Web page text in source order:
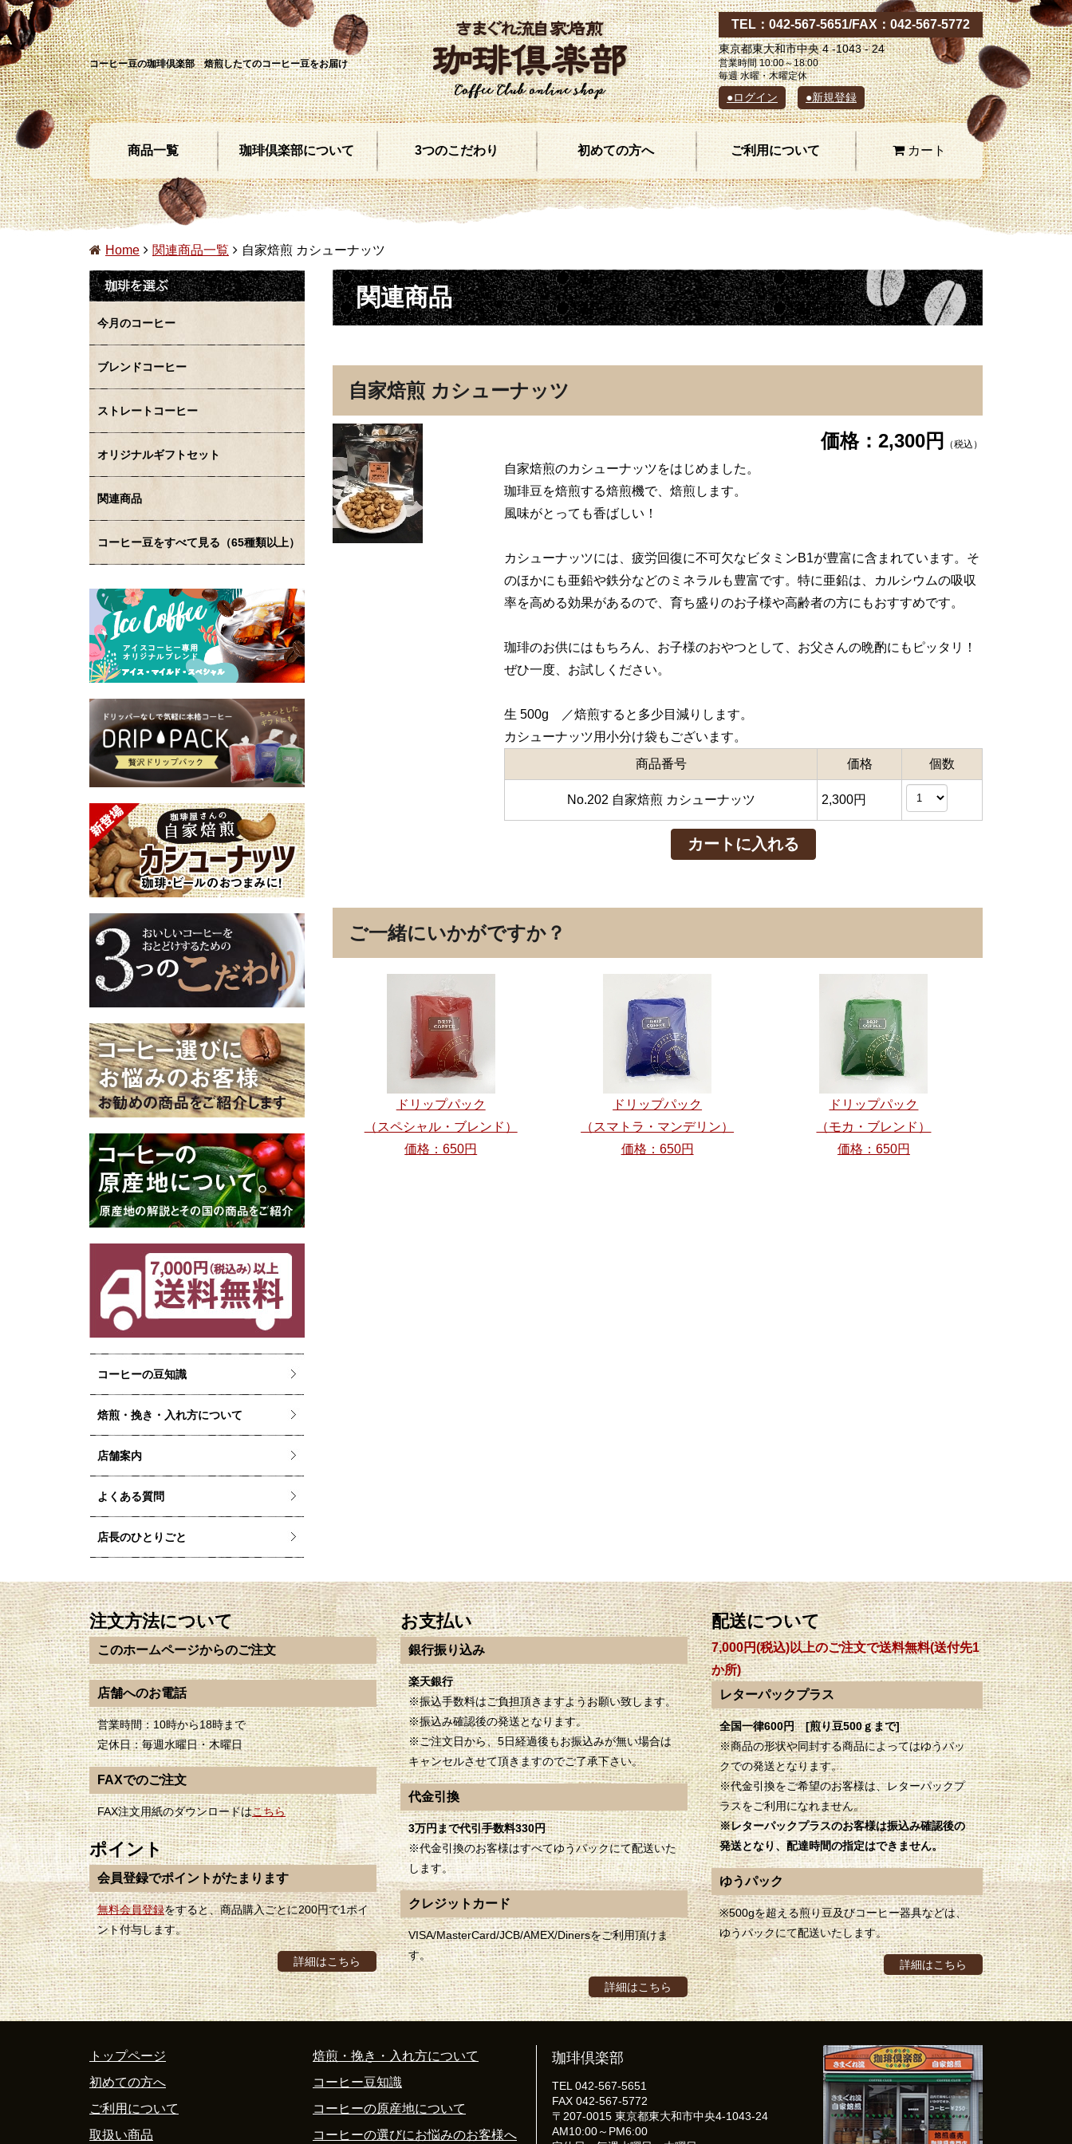
コーヒー豆の珈琲倶楽部 焙煎したてのコーヒー豆をお届け
TEL： 042-567-5651/FAX：042-567-5772
東京都東大和市中央 4 -1043 - 24
営業時間 10:00～18:00
毎週 水曜・木曜定休
●ログイン ●新規登録
商品一覧 珈琲倶楽部について 3つのこだわり 初めての方へ ご利用について カート
Home 関連商品一覧 自家焙煎 カシューナッツ
関連商品
自家焙煎 カシューナッツ
価格：2,300円 （税込）
自家焙煎のカシューナッツをはじめました。
珈琲豆を焙煎する焙煎機で、焙煎します。
風味がとっても香ばしい！
カシューナッツには、疲労回復に不可欠なビタミンB1が豊富に含まれています。そ
のほかにも亜鉛や鉄分などのミネラルも豊富です。特に亜鉛は、カルシウムの吸収
率を高める効果があるので、育ち盛りのお子様や高齢者の方にもおすすめです。
珈琲のお供にはもちろん、お子様のおやつとして、お父さんの晩酌にもピッタリ！
ぜひ一度、お試しください。
生 500g ／焙煎すると多少目減りします。
カシューナッツ用小分け袋もございます。
商品番号
価格 個数
No.202 自家焙煎 カシューナッツ 2,300円
ご一緒にいかがですか？
ドリップパック
（スペシャル・ブレンド）
価格：650円
ドリップパック
（スマトラ・マンデリン）
価格：650円
ドリップパック
（モカ・ブレンド）
価格：650円
今月のコーヒー
ブレンドコーヒー
ストレートコーヒー
オリジナルギフトセット
関連商品
コーヒー豆をすべて見る（65種類以上）
コーヒーの豆知識
焙煎・挽き・入れ方について
店舗案内
よくある質問
店長のひとりごと
注文方法について
このホームページからのご注文
店舗へのお電話
営業時間：10時から18時まで
定休日：毎週水曜日・木曜日
FAXでのご注文
FAX注文用紙のダウンロードはこちら
ポイント
会員登録でポイントがたまります
無料会員登録をすると、商品購入ごとに200円で1ポイ
ント付与します。
詳細はこちら
お支払い
銀行振り込み
楽天銀行
※振込手数料はご負担頂きますようお願い致します。
※振込み確認後の発送となります。
※ご注文日から、5日経過後もお振込みが無い場合は
キャンセルさせて頂きますのでご了承下さい。
代金引換
3万円まで代引手数料330円
※代金引換のお客様はすべてゆうパックにて配送いた
します。
クレジットカード
VISA/MasterCard/JCB/AMEX/Dinersをご利用頂けま
す。
詳細はこちら
配送について
7,000円(税込)以上のご注文で送料無料(送付先1
か所)
レターパックプラス
全国一律600円 [煎り豆500ｇまで]
※商品の形状や同封する商品によってはゆうパッ
クでの発送となります。
※代金引換をご希望のお客様は、レターパックプ
ラスをご利用になれません。
※レターパックプラスのお客様は振込み確認後の
発送となり、配達時間の指定はできません。
ゆうパック
※500gを超える煎り豆及びコーヒー器具などは、
ゆうパックにて配送いたします。
詳細はこちら
トップページ
初めての方へ
ご利用について
取扱い商品
焙煎・挽き・入れ方について
コーヒー豆知識
コーヒーの原産地について
コーヒーの選びにお悩みのお客様へ
珈琲倶楽部
TEL 042-567-5651
FAX 042-567-5772
〒207-0015 東京都東大和市中央4-1043-24
AM10:00～PM6:00